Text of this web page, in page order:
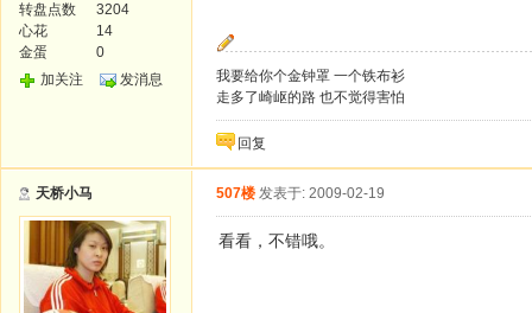
转盘点数
3204
心花
14
金蛋
0
加关注
发消息
我要给你个金钟罩 一个铁布衫
走多了崎岖的路 也不觉得害怕
回复
天桥小马 507楼 发表于: 2009-02-19
看看，不错哦。